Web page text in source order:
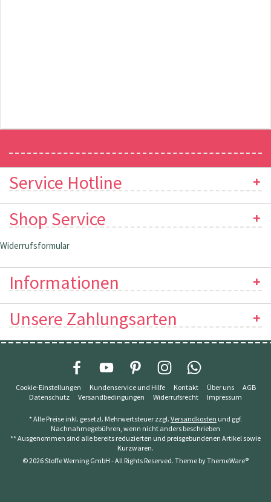
Service Hotline
Shop Service
Widerrufsformular
Informationen
Unsere Zahlungsarten
Cookie-Einstellungen Kundenservice und Hilfe Kontakt Über uns
AGB
Datenschutz
Versandbedingungen Widerrufsrecht Impressum
* Alle Preise inkl. gesetzl. Mehrwertsteuer zzgl. Versandkosten und ggf.
Nachnahmegebühren, wenn nicht anders beschrieben
** Ausgenommen sind alle bereits reduzierten und preisgebundenen Artikel sowie
Kurzwaren.
© 2026 Stoffe Werning GmbH - All Rights Reserved. Theme byThemeWare®